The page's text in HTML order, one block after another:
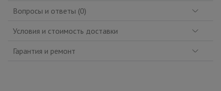
Вопросы и ответы (0)
Условия и стоимость доставки
Гарантия и ремонт